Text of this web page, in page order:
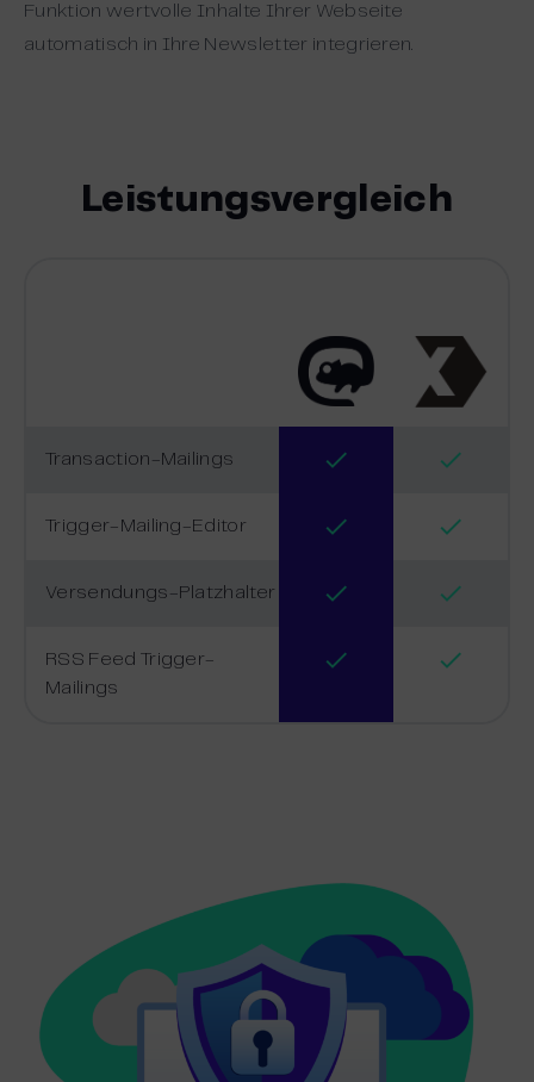
Funktion wertvolle Inhalte Ihrer Webseite
automatisch in Ihre Newsletter integrieren.
Leistungsvergleich
Transaction-Mailings
Trigger-Mailing-Editor
Versendungs-Platzhalter
RSS Feed Trigger-
Mailings